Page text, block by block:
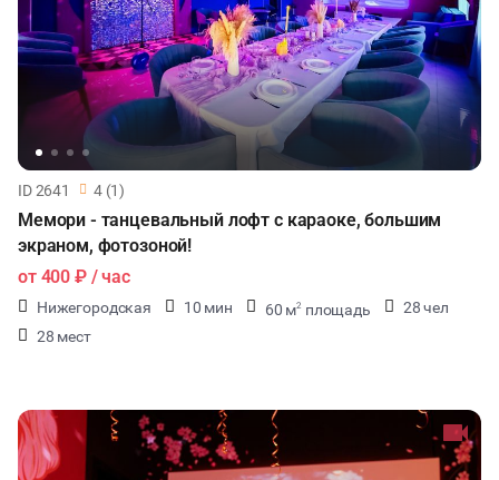
ID 2641 4 (1)
Мемори - танцевальный лофт с караоке, большим
экраном, фотозоной!
от 400 ₽/ час
Нижегородская 10 мин 60 м2 площадь
28 чел
28 мест